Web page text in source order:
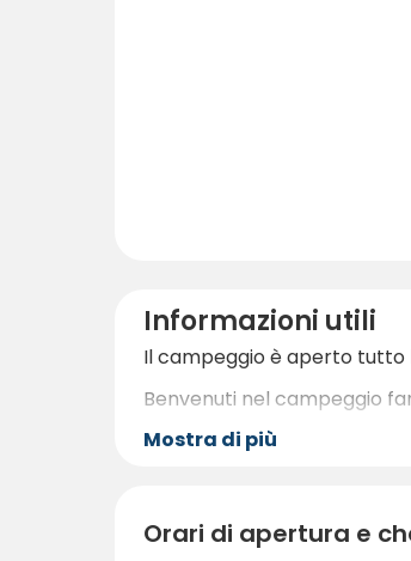
Informazioni utili
Il campeggio è aperto
Benvenuti nel campeggio
Mostra di più
Orari di apertura e